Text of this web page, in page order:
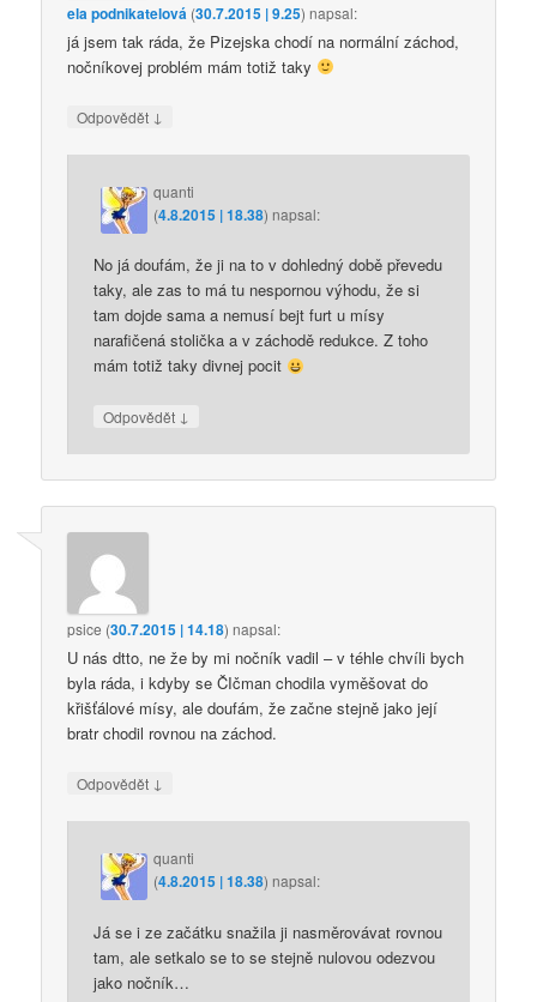
ela podnikatelová (30.7.2015 | 9.25)napsal:
já jsem tak ráda, že Pizejska chodí na normální záchod,
nočníkovej problém mám totiž taky
Odpovědět ↓
quanti
(4.8.2015 | 18.38) napsal:
No já doufám, že ji na to v dohledný době převedu
taky, ale zas to má tu nespornou výhodu, že si
tam dojde sama a nemusí bejt furt u mísy
narafičená stolička a v záchodě redukce. Z toho
mám totiž taky divnej pocit
Odpovědět ↓
psice (30.7.2015 | 14.18)napsal:
U nás dtto, ne že by mi nočník vadil – v téhle chvíli bych
byla ráda, i kdyby se ČIčman chodila vyměšovat do
křišťálové mísy, ale doufám, že začne stejně jako její
bratr chodil rovnou na záchod.
Odpovědět ↓
quanti
(4.8.2015 | 18.38) napsal:
Já se i ze začátku snažila ji nasměrovávat rovnou
tam, ale setkalo se to se stejně nulovou odezvou
jako nočník…